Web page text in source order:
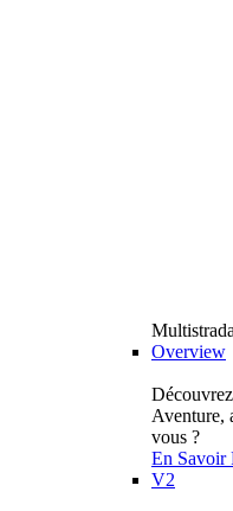
Multistrada
Overview
Aventure,
vous ?
En Savoir
V2